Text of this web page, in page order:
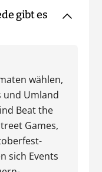
gibt es
wählen,
und Umland
Beat the
Games,
sich Events